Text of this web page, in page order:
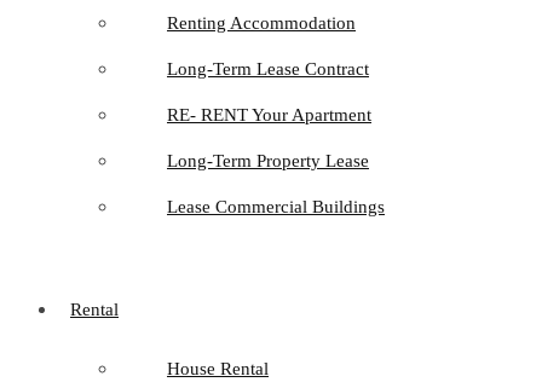
Renting Accommodation
Long-Term Lease Contract
RE- RENT Your Apartment
Long-Term Property Lease
Lease Commercial Buildings
Rental
House Rental